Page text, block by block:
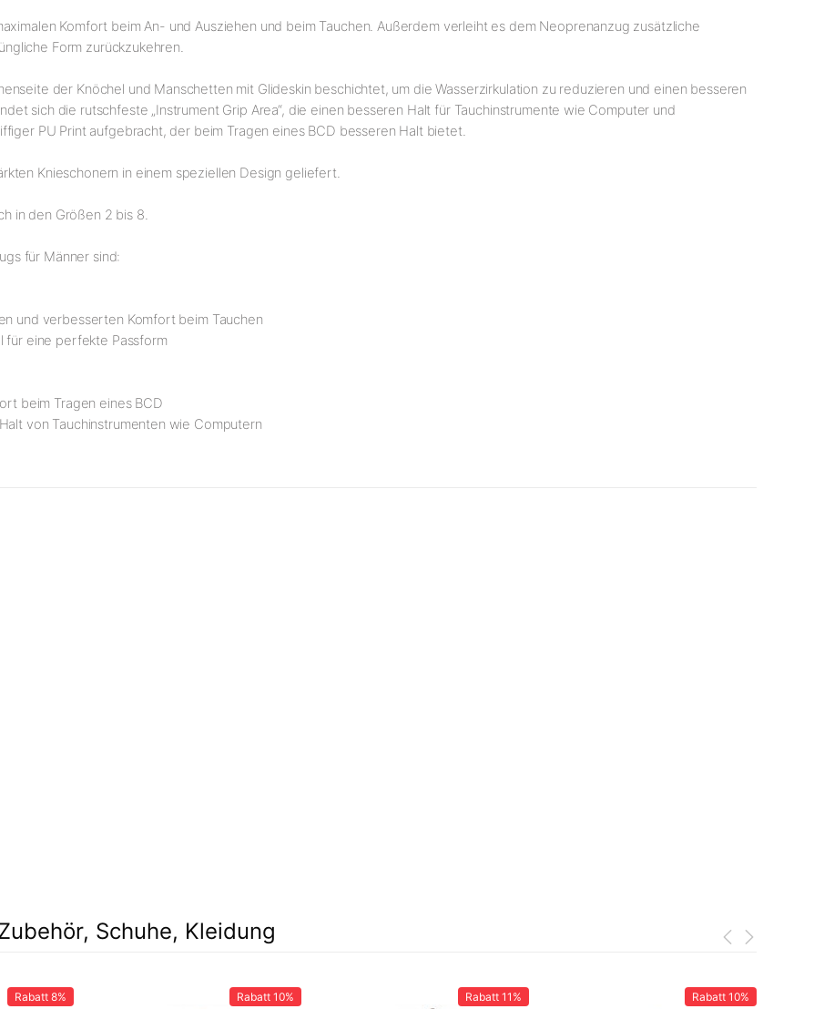
Komfort beim An- und Ausziehen und beim Tauchen. Außerdem verleiht es dem Neoprenanzug zusätzliche
Form zurückzukehren.
der Knöchel und Manschetten mit Glideskin beschichtet, um die Wasserzirkulation zu reduzieren und einen besseren
sich die rutschfeste „Instrument Grip Area“, die einen besseren Halt für Tauchinstrumente wie Computer und
PU Print aufgebracht, der beim Tragen eines BCD besseren Halt bietet.
Knieschonern in einem speziellen Design geliefert.
in den Größen 2 bis 8.
für Männer sind:
und verbesserten Komfort beim Tauchen
für eine perfekte Passform
beim Tragen eines BCD
von Tauchinstrumenten wie Computern
Schuhe, Kleidung
Rabatt 8% Rabatt 10% Rabatt 11% Rabatt 10%